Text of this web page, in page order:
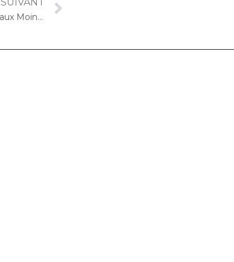
12 novembre 2020 – ARPAVIE L’Avenue aux Moines (Limours) : Concert « Choco-Cello Solo »